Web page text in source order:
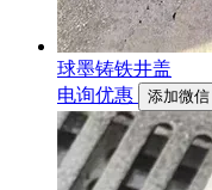
球墨铸铁井盖
电询优惠
添加微信